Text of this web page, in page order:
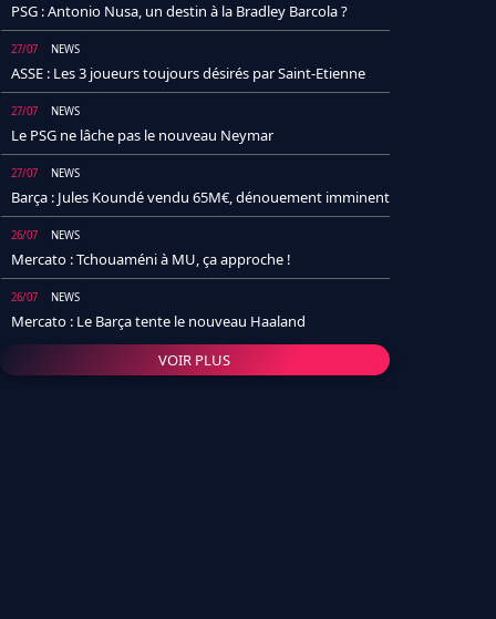
PSG : Antonio Nusa, un destin à la Bradley Barcola ?
27/07 NEWS
ASSE : Les 3 joueurs toujours désirés par Saint-Etienne
27/07 NEWS
Le PSG ne lâche pas le nouveau Neymar
27/07 NEWS
Barça : Jules Koundé vendu 65M€, dénouement imminent
26/07 NEWS
Mercato : Tchouaméni à MU, ça approche !
26/07 NEWS
Mercato : Le Barça tente le nouveau Haaland
VOIR PLUS